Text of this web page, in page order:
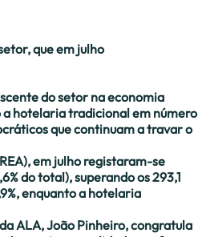
que em julho
do setor na economia
hotelaria tradicional em número
que continuam a travar o
em julho registaram-se
do total), superando os 293,1
enquanto a hotelaria
ALA, João Pinheiro, congratula